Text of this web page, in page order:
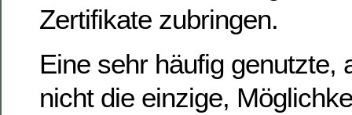
Zertifikate zubringen.
Eine sehr häufig genutzte,
nicht die einzige,